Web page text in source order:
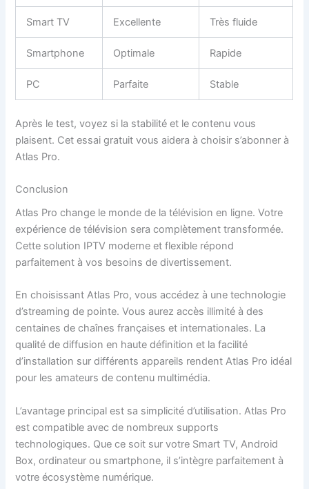
Smart TV Excellente Très fluide
Smartphone Optimale Rapide
PC Parfaite Stable
Après le test, voyez si la stabilité et le contenu vous
plaisent. Cet essai gratuit vous aidera à choisir s’abonner à
Atlas Pro.
Conclusion
Atlas Pro change le monde de la télévision en ligne. Votre
expérience de télévision sera complètement transformée.
Cette solution IPTV moderne et flexible répond
parfaitement à vos besoins de divertissement.
En choisissant Atlas Pro, vous accédez à une technologie
d’streaming de pointe. Vous aurez accès illimité à des
centaines de chaînes françaises et internationales. La
qualité de diffusion en haute définition et la facilité
d’installation sur différents appareils rendent Atlas Pro idéal
pour les amateurs de contenu multimédia.
L’avantage principal est sa simplicité d’utilisation. Atlas Pro
est compatible avec de nombreux supports
technologiques. Que ce soit sur votre Smart TV, Android
Box, ordinateur ou smartphone, il s’intègre parfaitement à
votre écosystème numérique.